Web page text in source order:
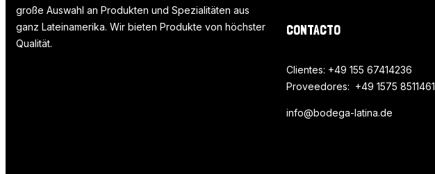
große Auswahl an Produkten und Spezialitäten aus
ganz Lateinamerika. Wir bieten Produkte von höchster
Qualität.
CONTACTO
Clientes: +49 155 67414236
Proveedores: +49 1575 8511461
info@bodega-latina.de